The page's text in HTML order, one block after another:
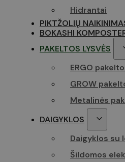
Hidrantai
PIKTŽOLIŲ
BOKASHI
PAKELTOS LYSVĖS
ERGO
GROW
Metalinės
DAIGYKLOS
Daigyklos su
Šildomos